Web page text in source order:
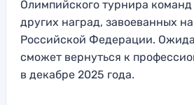
Олимпийского турнира команд
других наград, завоеванных
Российской Федерации.
сможет вернуться к
в декабре 2025 года.